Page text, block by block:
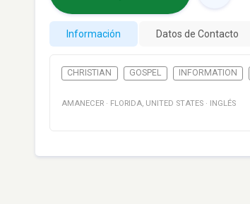
Información Datos de Contacto
CHRISTIAN GOSPEL INFORMATION
AMANECER · FLORIDA, UNITED STATES · INGLÉS